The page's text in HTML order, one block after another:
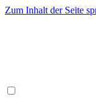
Zum Inhalt der Seite